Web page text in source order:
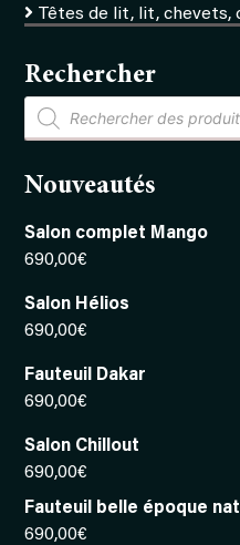
Têtes de lit, lit, chevets,
Rechercher
Recherche
de
produits
Nouveautés
Salon complet Mango
690,00€
Salon Hélios
690,00€
Fauteuil Dakar
690,00€
Salon Chillout
690,00€
Fauteuil belle époque
690,00€